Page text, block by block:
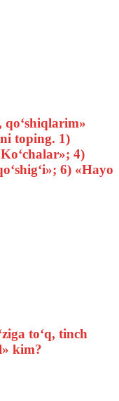
qo‘shiqlarim»
toping. 1)
4)
6) «Hayo
to‘q, tinch
kim?